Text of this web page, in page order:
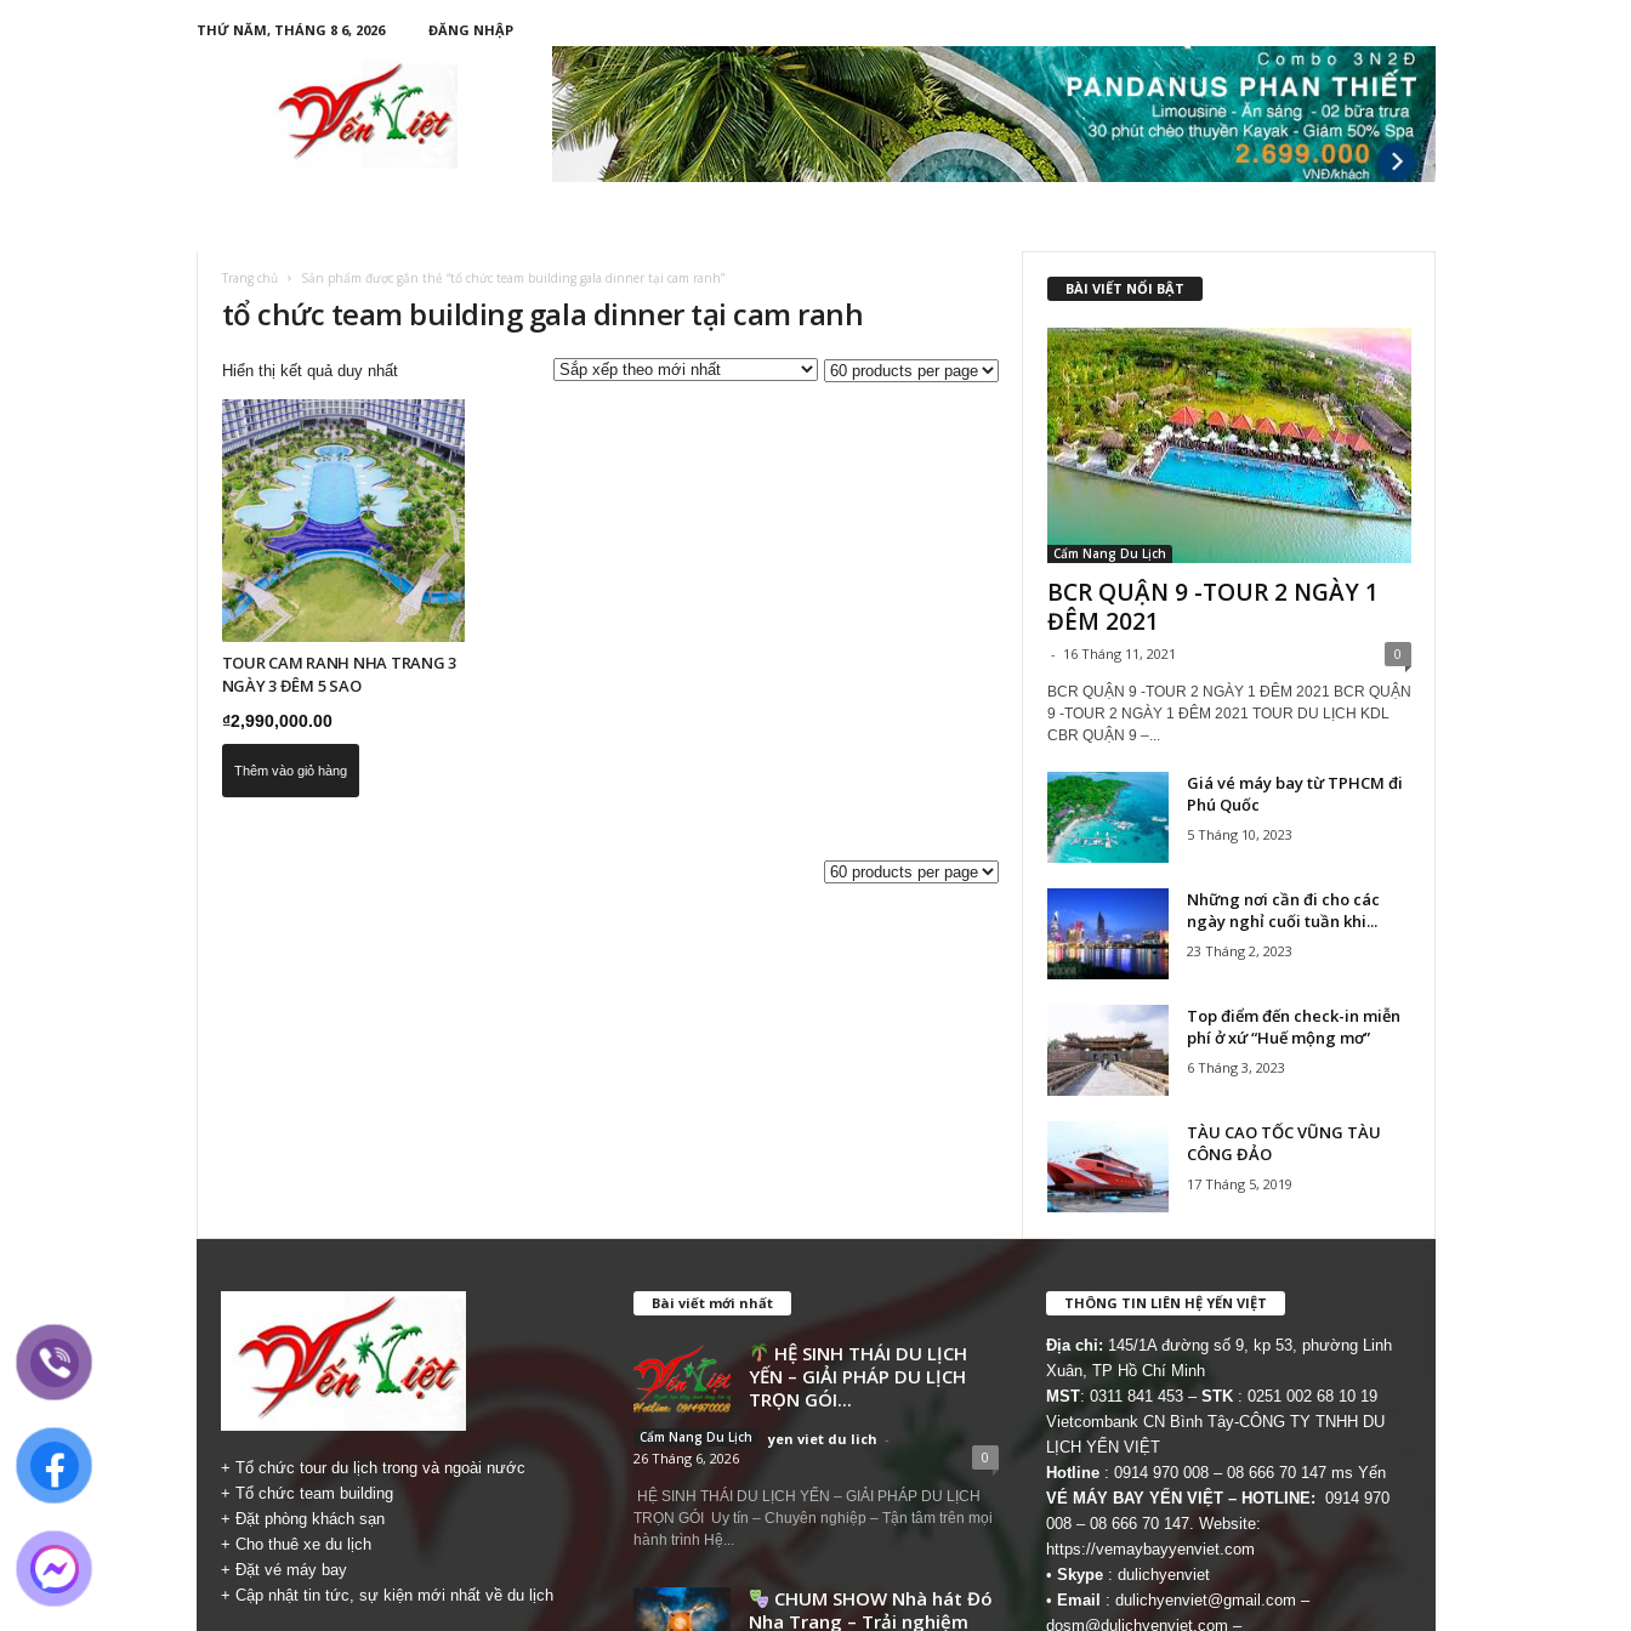
THỨ NĂM, THÁNG 8 6, 2026
ĐĂNG NHẬP
Trang chủ Sản phẩm được gắn thẻ “tổ chức team building gala dinner tại cam ranh”
tổ chức team building gala dinner tại cam ranh
Hiển thị kết quả duy nhất
TOUR CAM RANH NHA TRANG 3
NGÀY 3 ĐÊM 5 SAO
₫2,990,000.00
Thêm vào giỏ hàng
BÀI VIẾT NỔI BẬT
Cẩm Nang Du Lịch
BCR QUẬN 9 -TOUR 2 NGÀY 1
ĐÊM 2021
- 16 Tháng 11, 2021 0
BCR QUẬN 9 -TOUR 2 NGÀY 1 ĐÊM 2021 BCR QUẬN
9 -TOUR 2 NGÀY 1 ĐÊM 2021 TOUR DU LỊCH KDL
CBR QUẬN 9 –...
Giá vé máy bay từ TPHCM đi
Phú Quốc
5 Tháng 10, 2023
Những nơi cần đi cho các
ngày nghỉ cuối tuần khi...
23 Tháng 2, 2023
Top điểm đến check-in miễn
phí ở xứ “Huế mộng mơ”
6 Tháng 3, 2023
TÀU CAO TỐC VŨNG TÀU
CÔNG ĐẢO
17 Tháng 5, 2019
+ Tổ chức tour du lịch trong và ngoài nước
+ Tổ chức team building
+ Đặt phòng khách sạn
+ Cho thuê xe du lịch
+ Đặt vé máy bay
+ Cập nhật tin tức, sự kiện mới nhất về du lịch
Bài viết mới nhất
HỆ SINH THÁI DU LỊCH
YẾN – GIẢI PHÁP DU LỊCH
TRỌN GÓI...
Cẩm Nang Du Lịch yen viet du lich -
26 Tháng 6, 2026
0
HỆ SINH THÁI DU LỊCH YẾN – GIẢI PHÁP DU LỊCH
TRỌN GÓI Uy tín – Chuyên nghiệp – Tận tâm trên mọi
hành trình Hệ...
CHUM SHOW Nhà hát Đó
Nha Trang – Trải nghiệm
THÔNG TIN LIÊN HỆ YẾN VIỆT
Địa chỉ: 145/1A đường số 9, kp 53, phường Linh
Xuân, TP Hồ Chí Minh
MST: 0311 841 453 – STK: 0251 002 68 10 19
Vietcombank CN Bình Tây-CÔNG TY TNHH DU
LỊCH YẾN VIỆT
Hotline : 0914 970 008 – 08 666 70 147 ms Yến
VÉ MÁY BAY YẾN VIỆT – HOTLINE: 0914 970
008 – 08 666 70 147. Website:
https://vemaybayyenviet.com
• Skype: dulichyenviet
• Email : dulichyenviet@gmail.com –
dosm@dulichyenviet.com –